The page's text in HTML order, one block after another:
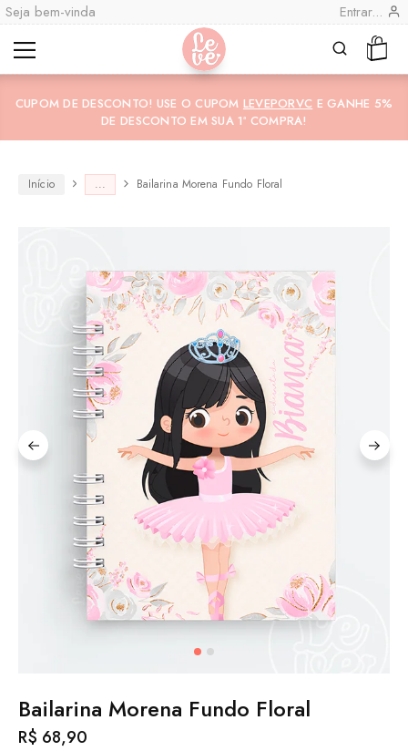
Seja bem-vinda Entrar...
Leve
você"
Lembranças
Variedades
Encadernadas
CUPOM DE DESCONTO! USE O CUPOM LEVEPORVC E GANHE 5%
DE DESCONTO EM SUA 1ª COMPRA!
Início ... Bailarina Morena Fundo Floral
Bailarina Morena Fundo Floral
R$ 68,90